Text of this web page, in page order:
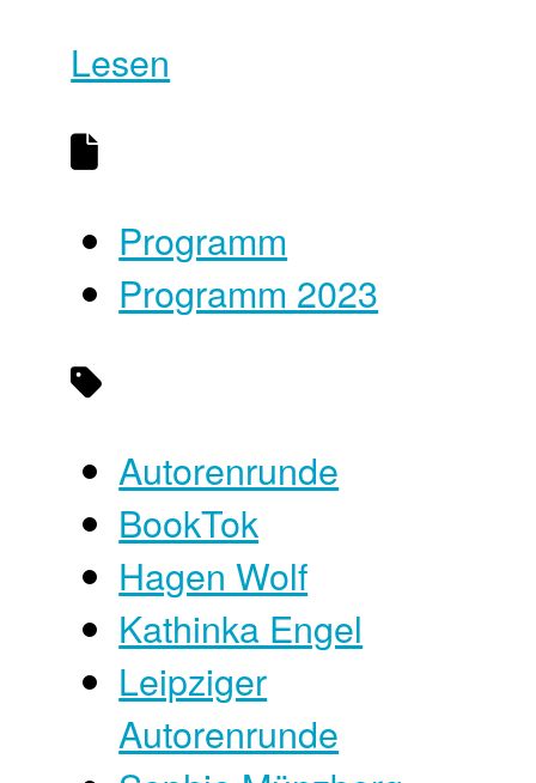
Lesen
Programm
Programm 2023
Autorenrunde
BookTok
Hagen Wolf
Kathinka Engel
Leipziger
Autorenrunde